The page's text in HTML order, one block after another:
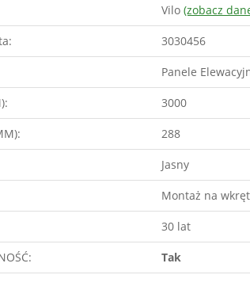
Vilo (zobacz
3030456
Panele
3000
288
Jasny
Montaż na
30 lat
Tak